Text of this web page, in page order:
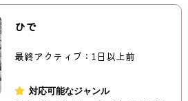
ひで
最終アクティブ：1日以上前
対応可能なジャンル